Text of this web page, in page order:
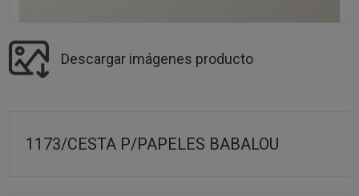
Descargar imágenes producto
1173/CESTA P/PAPELES BABALOU